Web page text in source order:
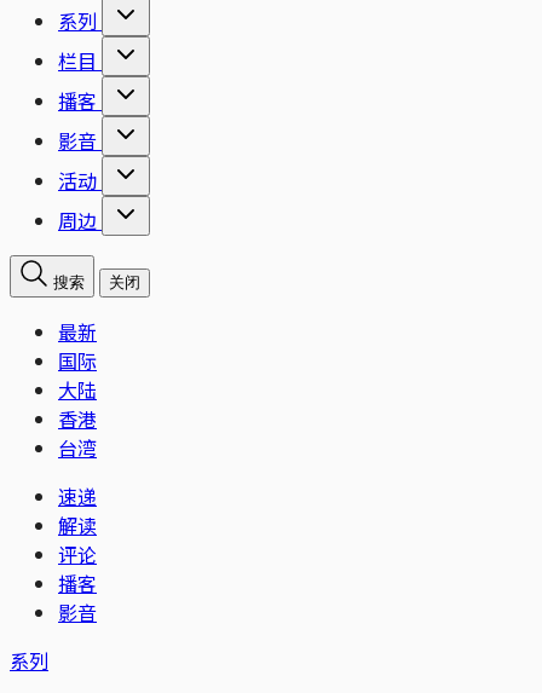
系列
栏目
播客
影音
活动
周边
搜索 关闭
最新
国际
大陆
香港
台湾
速递
解读
评论
播客
影音
系列